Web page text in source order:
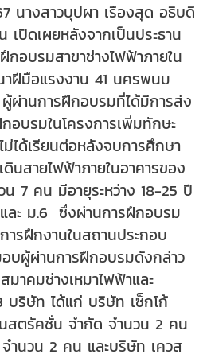
นางสาวบุปผา เรืองสุด อธิบดี
ปิดเผยหลังจากเป็นประธาน
อบรมสาขาช่างไฟฟ้าภายใน
ฝีมือแรงงาน 41 นครพนม
ผ่านการฝึกอบรมที่ได้มีการส่ง
อบรมในโครงการเพิ่มทักษะ
ได้เรียนต่อหลังจบการศึกษา
นสายไฟฟ้าภายในอาคารของ
7 คน มีอายุระหว่าง 18-25 ปี
ละ ม.6 ซึ่งผ่านการฝึกอบรม
ารฝึกงานในสถานประกอบ
บผู้ผ่านการฝึกอบรมดังกล่าว
มาคมช่างเหมาไฟฟ้าและ
บริษัท ได้แก่ บริษัท เซ็กโก้
สตรัคชั่น จำกัด จำนวน 2 คน
ำนวน 2 คน และบริษัท เควส